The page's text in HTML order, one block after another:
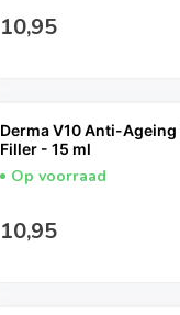
Normale prijs
10,95
Derma V10 Anti-
Filler - 15 ml
Op voorraad
Normale prijs
10,95